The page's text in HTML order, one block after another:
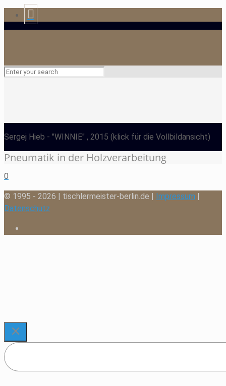
Sergej Hieb - "WINNIE" , 2015 (klick für die Vollbildansicht)
Pneumatik in der Holzverarbeitung
0
© 1995 - 2026 | tischlermeister-berlin.de | Impressum
Datenschutz